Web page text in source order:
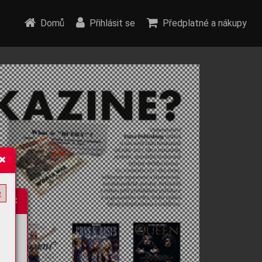
Domů Přihlásit se Předplatné a nákupy